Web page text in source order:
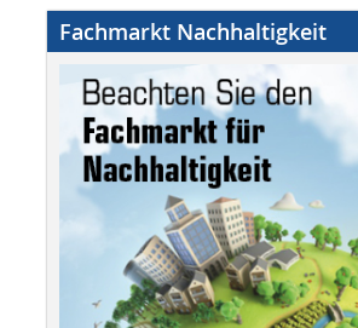
Fachmarkt Nachhaltigkeit